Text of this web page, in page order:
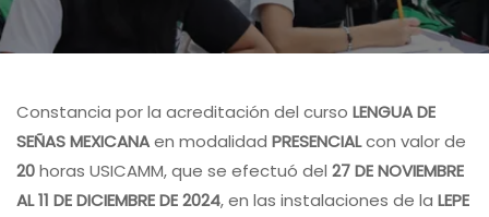
Constancia por la acreditación del curso LENGUA DE
SEÑAS MEXICANAen modalidad PRESENCIALcon valor de
20horas USICAMM, que se efectuó del 27 DE NOVIEMBRE
AL 11 DE DICIEMBRE DE 2024, en las instalaciones de la LEPE